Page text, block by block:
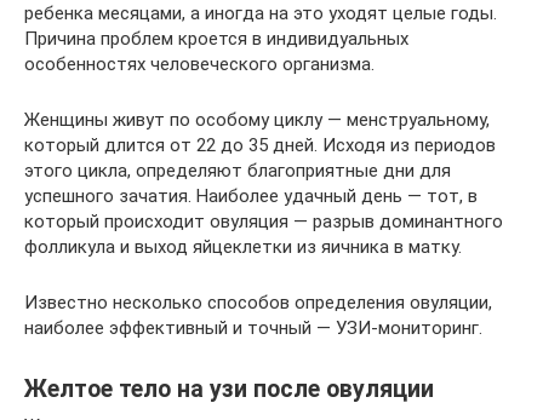
ребенка месяцами, а иногда на это уходят целые годы.
Причина проблем кроется в индивидуальных
особенностях человеческого организма.
Женщины живут по особому циклу — менструальному,
который длится от 22 до 35 дней. Исходя из периодов
этого цикла, определяют благоприятные дни для
успешного зачатия. Наиболее удачный день — тот, в
который происходит овуляция — разрыв доминантного
фолликула и выход яйцеклетки из яичника в матку.
Известно несколько способов определения овуляции,
наиболее эффективный и точный — УЗИ-мониторинг.
Желтое тело на узи после овуляции